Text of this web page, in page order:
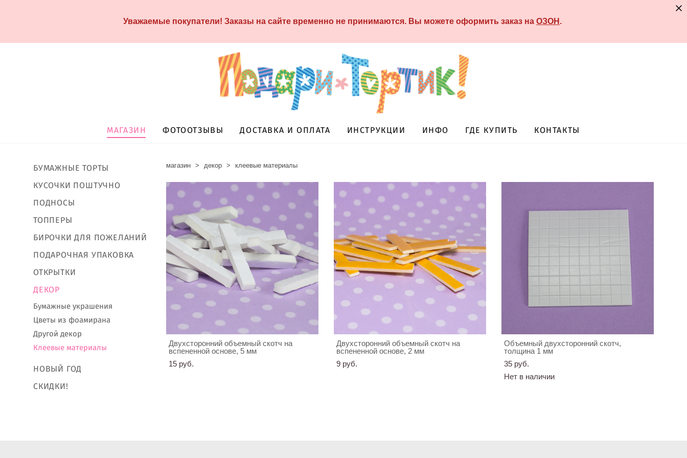
Уважаемые покупатели! Заказы на сайте временно не принимаются. Вы можете оформить заказ на ОЗОН .
МАГАЗИН ФОТООТЗЫВЫ ДОСТАВКА И ОПЛАТА ИНСТРУКЦИИ ИНФО ГДЕ КУПИТЬ КОНТАКТЫ
БУМАЖНЫЕ ТОРТЫ
КУСОЧКИ ПОШТУЧНО
ПОДНОСЫ
ТОППЕРЫ
БИРОЧКИ ДЛЯ ПОЖЕЛАНИЙ
ПОДАРОЧНАЯ УПАКОВКА
ОТКРЫТКИ
ДЕКОР
Бумажные украшения
Цветы из фоамирана
Другой декор
Клеевые материалы
НОВЫЙ ГОД
СКИДКИ!
магазин > декор > клеевые материалы
Двухсторонний объемный скотч на
вспененной основе, 5 мм
15 pуб.
Двухсторонний объемный скотч на
вспененной основе, 2 мм
9 pуб.
Объемный двухсторонний скотч,
толщина 1 мм
35 pуб.
Нет в наличии